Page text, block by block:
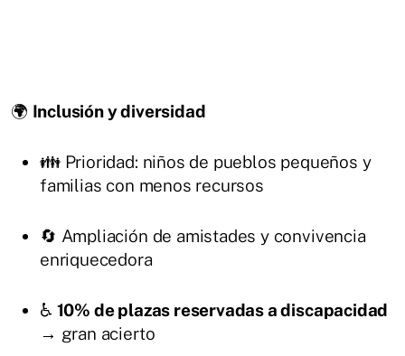
🌍 Inclusión y diversidad
👪 Prioridad: niños de pueblos pequeños y
familias con menos recursos
🔄 Ampliación de amistades y convivencia
enriquecedora
♿ 10% de plazas reservadas a discapacidad
→ gran acierto